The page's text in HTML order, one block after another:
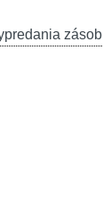
zásob